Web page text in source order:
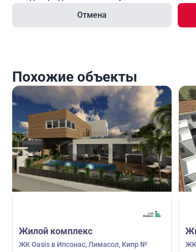
Отмена
Похожие объекты
Жилой комплекс
ЖК Oasis в Ипсонас, Лимасол, Кипр №
ЖК